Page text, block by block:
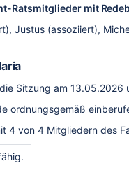
Ratsmitglieder mit
Justus (assoziiert),
Sitzung am 13.05.2026
ordnungsgemäß
4 von 4 Mitgliedern des